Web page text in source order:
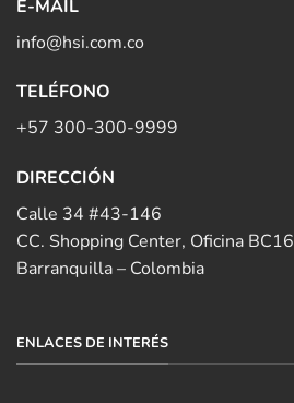
E-MAIL
info@hsi.com.co
TELÉFONO
+57 300-300-9999
DIRECCIÓN
Calle 34 #43-146
CC. Shopping Center, Oficina BC16
Barranquilla – Colombia
ENLACES DE INTERÉS